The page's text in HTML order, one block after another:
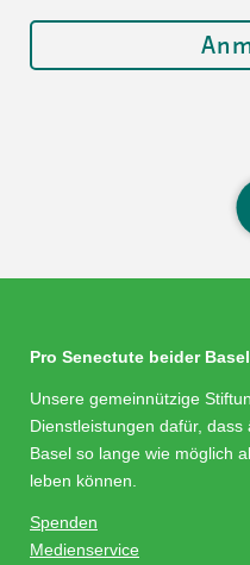
Pro Senectute beider Basel
Unsere gemeinnützige
Dienstleistungen dafür,
Basel so lange wie möglich
leben können.
Spenden
Medienservice